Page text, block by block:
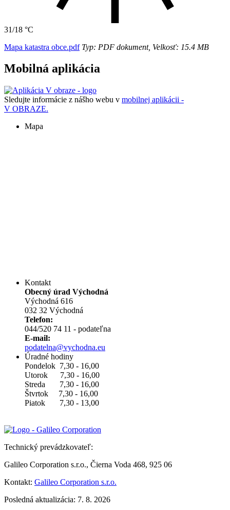
31/18 °C
Mapa katastra obce.pdfTyp: PDF dokument, Velkosť: 15.4 MB
Mobilná aplikácia
Sledujte informácie z nášho webu v mobilnej aplikácii -
V OBRAZE.
Mapa
Kontakt
Obecný úrad Východná
Východná 616
032 32 Východná
Telefon:
044/520 74 11 - podateľna
E-mail:
podatelna@vychodna.eu
Úradné hodiny
Pondelok 7,30 - 16,00
Utorok 7,30 - 16,00
Streda 7,30 - 16,00
Štvrtok 7,30 - 16,00
Piatok 7,30 - 13,00
Technický prevádzkovateľ:
Galileo Corporation s.r.o., Čierna Voda 468, 925 06
Kontakt: Galileo Corporation s.r.o.
Posledná aktualizácia: 7. 8. 2026